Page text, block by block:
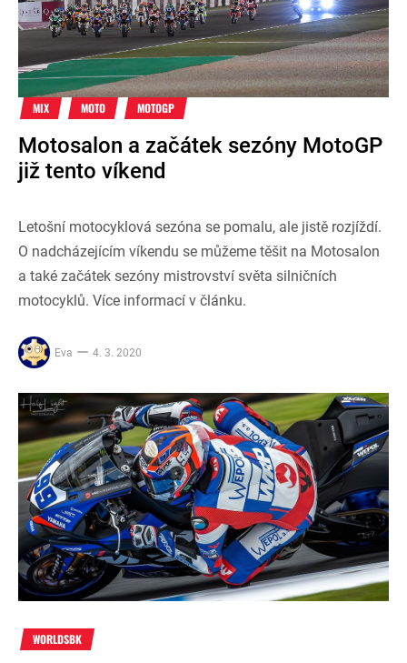
MIX MOTO MOTOGP
Motosalon a začátek sezóny MotoGP
již tento víkend
Letošní motocyklová sezóna se pomalu, ale jistě rozjíždí.
O nadcházejícím víkendu se můžeme těšit na Motosalon
a také začátek sezóny mistrovství světa silničních
motocyklů. Více informací v článku.
Eva 4. 3. 2020
WORLDSBK